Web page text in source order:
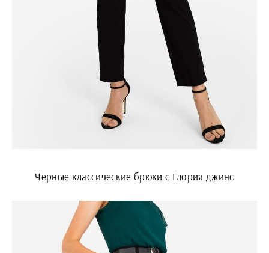
Черные классические брюки с Глория джинс